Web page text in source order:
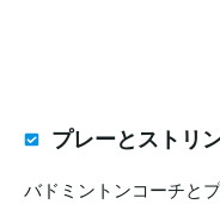
プレーとストリ
バドミントンコーチと